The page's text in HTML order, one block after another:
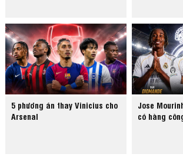
5 phương án thay Vinicius cho
Arsenal
Jose
có hàng